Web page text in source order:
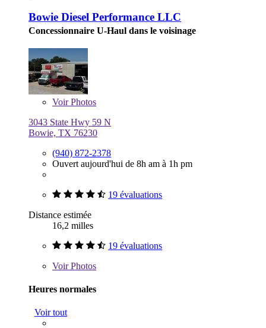
Bowie Diesel Performance LLC
Concessionnaire U-Haul dans le voisinage
VoirPhotos
3043 State Hwy 59 N
Bowie, TX 76230
(940) 872-2378
Ouvert aujourd'hui de 8h am à 1h pm
19 évaluations
Distance estimée
16,2 milles
19 évaluations
VoirPhotos
Heures normales
Voir tout